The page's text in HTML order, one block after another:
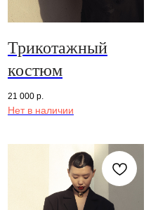
Трикотажный
костюм
21 000 р.
Нет в наличии